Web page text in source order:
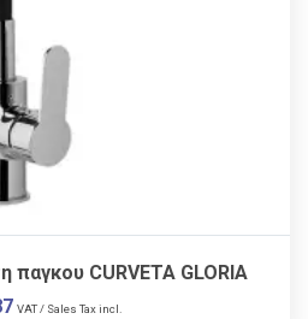
παγκου CURVETA GLORIA
VAT / Sales Tax incl.